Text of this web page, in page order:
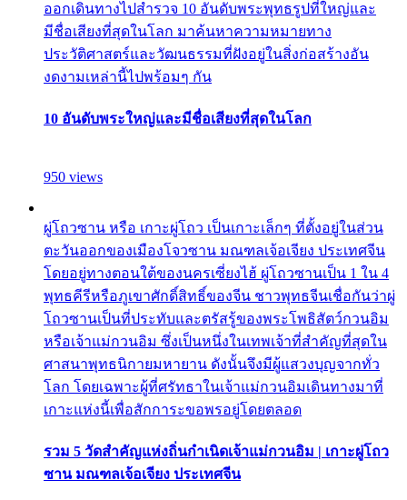
ออกเดินทางไปสำรวจ 10 อันดับพระพุทธรูปที่ใหญ่และ
มีชื่อเสียงที่สุดในโลก มาค้นหาความหมายทาง
ประวัติศาสตร์และวัฒนธรรมที่ฝังอยู่ในสิ่งก่อสร้างอัน
งดงามเหล่านี้ไปพร้อมๆ กัน
10 อันดับพระใหญ่และมีชื่อเสียงที่สุดในโลก
950 views
ผู่โถวซาน หรือ เกาะผู่โถว เป็นเกาะเล็กๆ ที่ตั้งอยู่ในส่วน
ตะวันออกของเมืองโจวซาน มณฑลเจ้อเจียง ประเทศจีน
โดยอยู่ทางตอนใต้ของนครเซี่ยงไฮ้ ผู่โถวซานเป็น 1 ใน 4
พุทธคีรีหรือภูเขาศักดิ์สิทธิ์ของจีน ชาวพุทธจีนเชื่อกันว่าผู่
โถวซานเป็นที่ประทับและตรัสรู้ของพระโพธิสัตว์กวนอิม
หรือเจ้าแม่กวนอิม ซึ่งเป็นหนึ่งในเทพเจ้าที่สำคัญที่สุดใน
ศาสนาพุทธนิกายมหายาน ดังนั้นจึงมีผู้แสวงบุญจากทั่ว
โลก โดยเฉพาะผู้ที่ศรัทธาในเจ้าแม่กวนอิมเดินทางมาที่
เกาะแห่งนี้เพื่อสักการะขอพรอยู่โดยตลอด
รวม 5 วัดสำคัญแห่งถิ่นกำเนิดเจ้าแม่กวนอิม | เกาะผู่โถว
ซาน มณฑลเจ้อเจียง ประเทศจีน